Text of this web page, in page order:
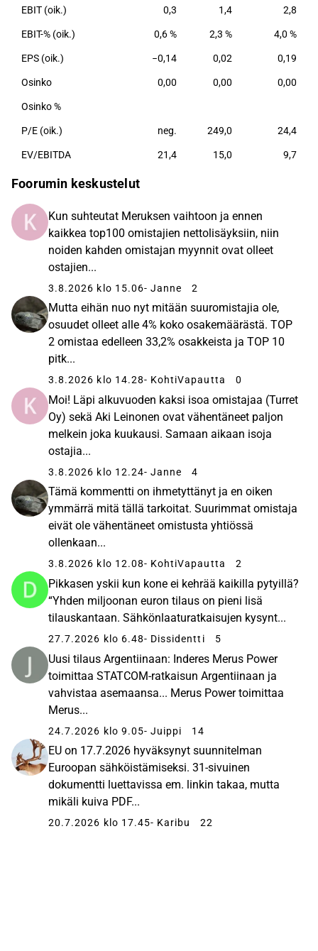
EBIT (oik.) 0,3 1,4 2,8
EBIT-% (oik.) 0,6 % 2,3 % 4,0 %
EPS (oik.) −0,14 0,02 0,19
Osinko 0,00 0,00 0,00
Osinko %
P/E (oik.) neg. 249,0 24,4
EV/EBITDA 21,4 15,0 9,7
Foorumin keskustelut
Kun suhteutat Meruksen vaihtoon ja ennen
kaikkea top100 omistajien nettolisäyksiin, niin
noiden kahden omistajan myynnit ovat olleet
ostajien...
3.8.2026 klo 15.06- Janne 2
Mutta eihän nuo nyt mitään suuromistajia ole,
osuudet olleet alle 4% koko osakemäärästä. TOP
2 omistaa edelleen 33,2% osakkeista ja TOP 10
pitk...
3.8.2026 klo 14.28- KohtiVapautta 0
Moi! Läpi alkuvuoden kaksi isoa omistajaa (Turret
Oy) sekä Aki Leinonen ovat vähentäneet paljon
melkein joka kuukausi. Samaan aikaan isoja
ostajia...
3.8.2026 klo 12.24- Janne 4
Tämä kommentti on ihmetyttänyt ja en oiken
ymmärrä mitä tällä tarkoitat. Suurimmat omistaja
eivät ole vähentäneet omistusta yhtiössä
ollenkaan...
3.8.2026 klo 12.08- KohtiVapautta 2
Pikkasen yskii kun kone ei kehrää kaikilla pytyillä?
“Yhden miljoonan euron tilaus on pieni lisä
tilauskantaan. Sähkönlaaturatkaisujen kysynt...
27.7.2026 klo 6.48- Dissidentti 5
Uusi tilaus Argentiinaan: Inderes Merus Power
toimittaa STATCOM-ratkaisun Argentiinaan ja
vahvistaa asemaansa... Merus Power toimittaa
Merus...
24.7.2026 klo 9.05- Juippi 14
EU on 17.7.2026 hyväksynyt suunnitelman
Euroopan sähköistämiseksi. 31-sivuinen
dokumentti luettavissa em. linkin takaa, mutta
mikäli kuiva PDF...
20.7.2026 klo 17.45- Karibu 22